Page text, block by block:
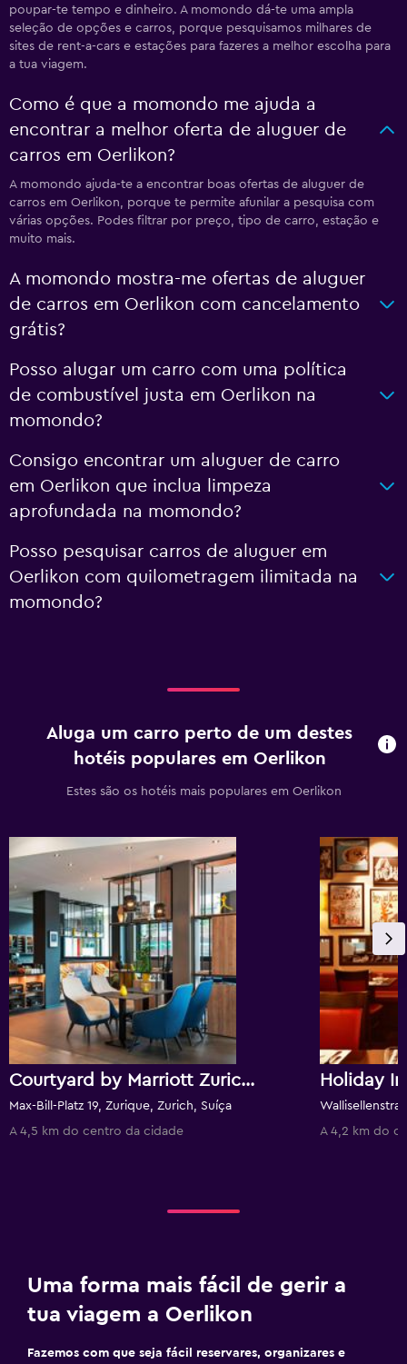
poupar-te tempo e dinheiro. A momondo dá-te uma ampla
seleção de opções e carros, porque pesquisamos milhares de
sites de rent-a-cars e estações para fazeres a melhor escolha para
a tua viagem.
Como é que a momondo me ajuda a
encontrar a melhor oferta de aluguer de
carros em Oerlikon?
A momondo ajuda-te a encontrar boas ofertas de aluguer de
carros em Oerlikon, porque te permite afunilar a pesquisa com
várias opções. Podes filtrar por preço, tipo de carro, estação e
muito mais.
A momondo mostra-me ofertas de aluguer
de carros em Oerlikon com cancelamento
grátis?
Posso alugar um carro com uma política
de combustível justa em Oerlikon na
momondo?
Consigo encontrar um aluguer de carro
em Oerlikon que inclua limpeza
aprofundada na momondo?
Posso pesquisar carros de aluguer em
Oerlikon com quilometragem ilimitada na
momondo?
Aluga um carro perto de um destes
hotéis populares em Oerlikon
Estes são os hotéis mais populares em Oerlikon
Courtyard by Marriott Zurich North
Max-Bill-Platz 19, Zurique, Zurich, Suíça
A 4,5 km do centro da cidade
A 4,2 km do
Uma forma mais fácil de gerir a
tua viagem a Oerlikon
Fazemos com que seja fácil reservares, organizares e